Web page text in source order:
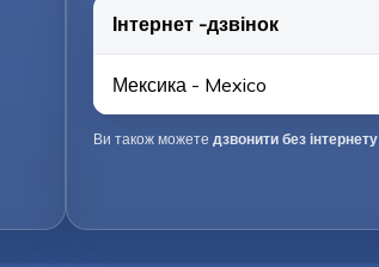
Інтернет -дзвінок
Мексика - Mexico
Ви також можете дзвонити без інтернету